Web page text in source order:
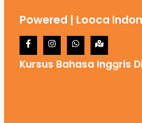
Powered | Looca
Kursus Bahasa Inggris